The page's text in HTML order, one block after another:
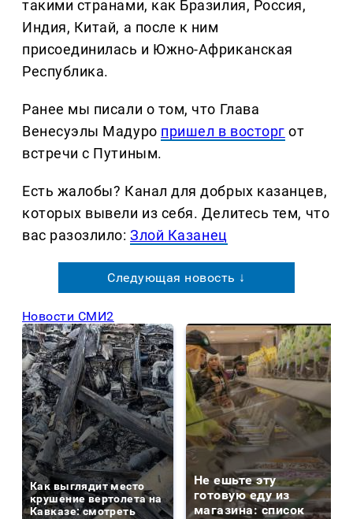
такими странами, как Бразилия, Россия,
Индия, Китай, а после к ним
присоединилась и Южно-Африканская
Республика.
Ранее мы писали о том, что Глава
Венесуэлы Мадуро пришел в восторг от
встречи с Путиным.
Есть жалобы? Канал для добрых казанцев,
которых вывели из себя. Делитеcь тем, что
вас разозлило:Злой Казанец
Следующая новость ↓
Новости СМИ2
Как выглядит место
крушение вертолета на
Кавказе: смотреть
Не ешьте эту
готовую еду из
магазина: список